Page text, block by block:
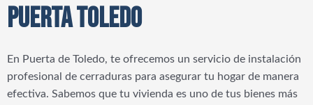
PUERTA TOLEDO
En Puerta de Toledo, te ofrecemos un servicio de instalación
profesional de cerraduras para asegurar tu hogar de manera
efectiva. Sabemos que tu vivienda es uno de tus bienes más